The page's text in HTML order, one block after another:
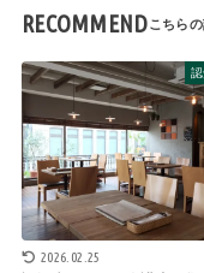
RECOMMEND
2026.02.25